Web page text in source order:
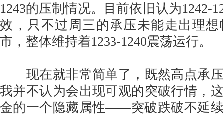
1243的压制情况。目前依旧认为1242-
效，只不过周三的承压未能走出理
市，整体维持着1233-1240震荡运行。
现在就非常简单了，既然高点承压
我并不认为会出现可观的突破行情，
金的一个隐藏属性——突破跌破不延